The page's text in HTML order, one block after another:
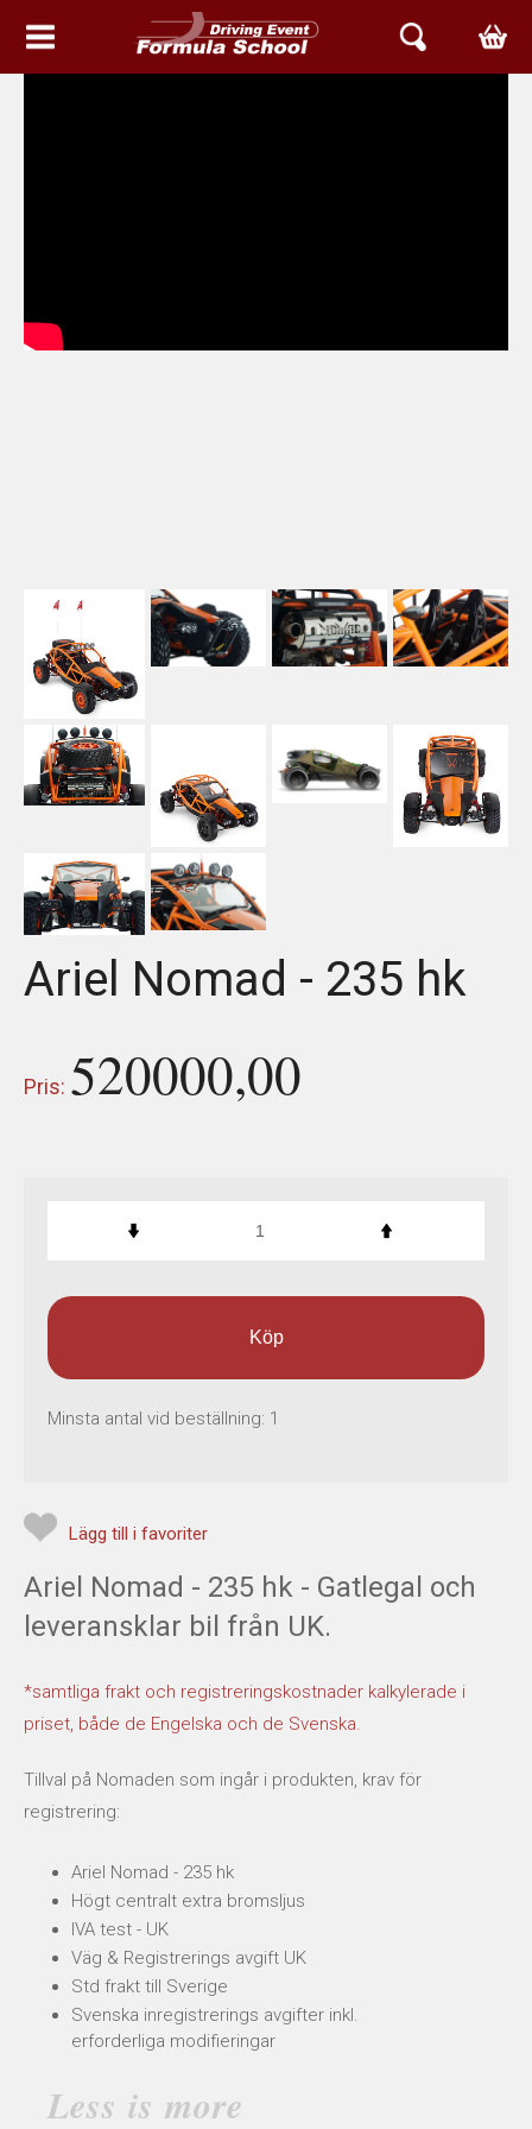
ATOM
USED CARS & BIKES
STORE
AGILE SVERIGE
KUNDTJÄNST
Ariel Nomad - 235 hk
Pris: 520000,00
Köp
Minsta antal vid beställning: 1
Lägg till i favoriter
Ariel Nomad - 235 hk - Gatlegal och
leveransklar bil från UK.
*samtliga frakt och registreringskostnader kalkylerade i
priset, både de Engelska och de Svenska.
Tillval på Nomaden som ingår i produkten, krav för
registrering:
Ariel Nomad - 235 hk
Högt centralt extra bromsljus
IVA test - UK
Väg & Registrerings avgift UK
Std frakt till Sverige
Svenska inregistrerings avgifter inkl.
erforderliga modifieringar
Less is more